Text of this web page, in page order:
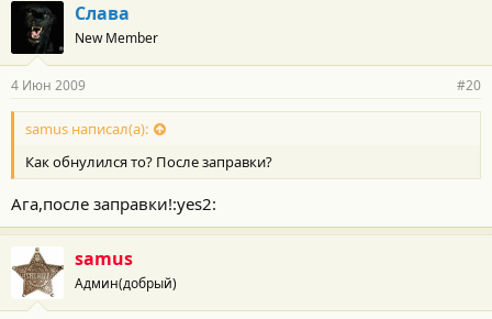
Слава
New Member
4 Июн 2009 #20
samus написал(а):
Как обнулился то? После заправки?
Ага,после заправки!:yes2:
samus
Админ(добрый)